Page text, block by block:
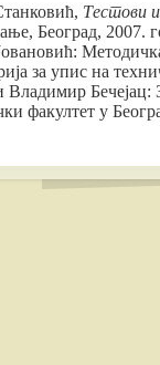
Тестови
Београд, 2007.
Методичка
за упис на
Бечејaц:
факултет у